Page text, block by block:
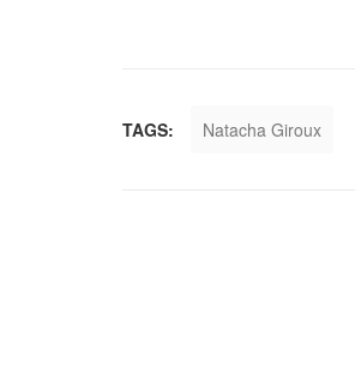
TAGS: Natacha Giroux